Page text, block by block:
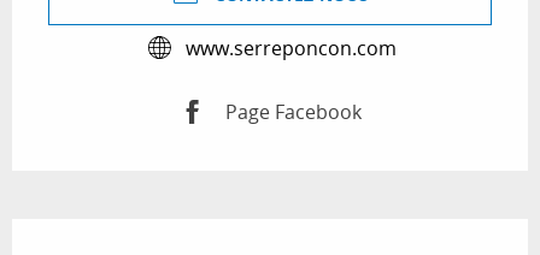
www.serreponcon.com
Page Facebook